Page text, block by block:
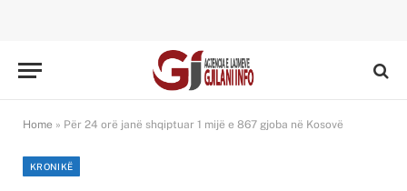
Home » Për 24 orë janë shqiptuar 1 mijë e 867 gjoba në Kosovë
KRONIKË